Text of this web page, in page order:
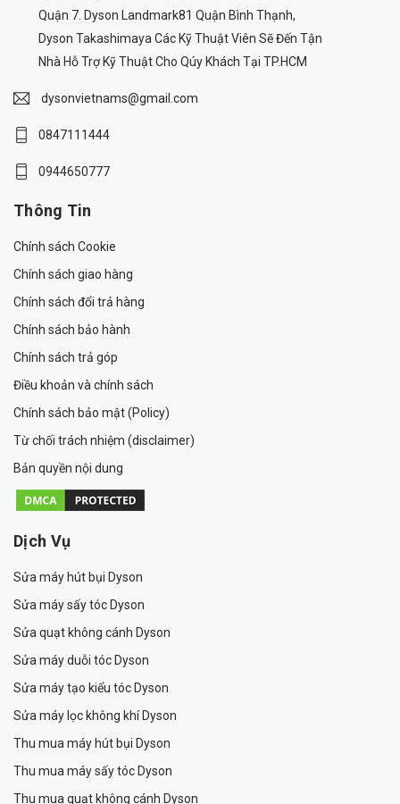
Quận 7. Dyson Landmark81 Quận Bình Thạnh,
Dyson Takashimaya Các Kỹ Thuật Viên Sẽ Đến Tận
Nhà Hỗ Trợ Kỹ Thuật Cho Qúy Khách Tại TP.HCM
dysonvietnams@gmail.com
0847111444
0944650777
Thông Tin
Chính sách Cookie
Chính sách giao hàng
Chính sách đổi trả hàng
Chính sách bảo hành
Chính sách trả góp
Điều khoản và chính sách
Chính sách bảo mật (Policy)
Từ chối trách nhiệm (disclaimer)
Bản quyền nội dung
Dịch Vụ
Sửa máy hút bụi Dyson
Sửa máy sấy tóc Dyson
Sửa quạt không cánh Dyson
Sửa máy duỗi tóc Dyson
Sửa máy tạo kiểu tóc Dyson
Sửa máy lọc không khí Dyson
Thu mua máy hút bụi Dyson
Thu mua máy sấy tóc Dyson
Thu mua quạt không cánh Dyson